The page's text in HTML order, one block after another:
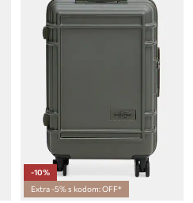
-10%
Extra -5% s kodom: OFF*